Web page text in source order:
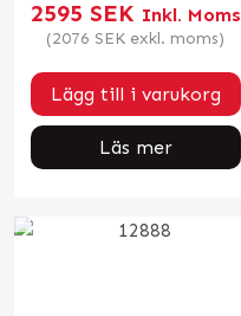
2595 SEK Inkl. Moms
(2076 SEK exkl. moms)
Lägg till i varukorg
Läs mer